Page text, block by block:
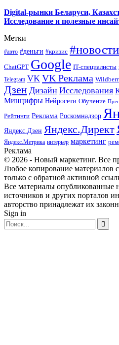
Digital-рынки Беларуси,
Исследование и полезные
Метки
#авто #деньги #кризис
ChatGPT Google IT-специалисты
Telegram VK VK Реклама
Дзен Дизайн Исследования
Минцифры Нейросети Обучение
Рейтинги Реклама Роскомнадзор
Яндекс.Дзен Яндекс.Директ
Яндекс.Метрика интерьер маркетинг
Реклама
© 2026 - Новый маркетинг. Все
Любое копирование материалов
только с обратной активной
Все материалы опубликованные
источников и других порталов
авторство принадлежат их
Sign in